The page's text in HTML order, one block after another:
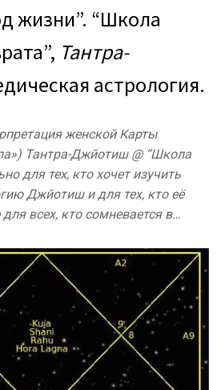
жизни”. “Школа
Тантра-
астрология.
женской Карты
Тантра-Джйотиш @ “Школа
для тех, кто хочет изучить
Джйотиш и для тех, кто её
всех, кто сомневается в…